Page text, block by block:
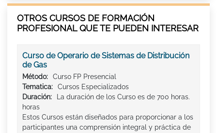
OTROS CURSOS DE FORMACIÓN
PROFESIONAL QUE TE PUEDEN INTERESAR
Curso de Operario de Sistemas de Distribución
de Gas
Método:
Curso FP Presencial
Tematica:
Cursos Especializados
Duración:
La duración de los Curso es de 700 horas.
horas
Estos Cursos están diseñados para proporcionar a los
participantes una comprensión integral y práctica de